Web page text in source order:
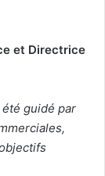
et Directrice
guidé par